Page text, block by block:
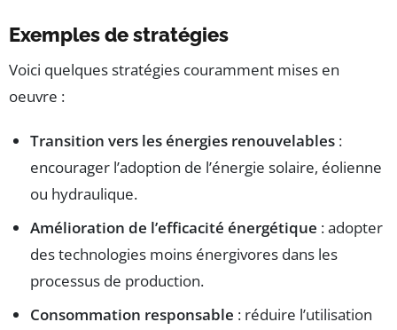
Exemples de stratégies
Voici quelques stratégies couramment mises en
oeuvre :
Transition vers les énergies renouvelables :
encourager l’adoption de l’énergie solaire, éolienne
ou hydraulique.
Amélioration de l’efficacité énergétique : adopter
des technologies moins énergivores dans les
processus de production.
Consommation responsable : réduire l’utilisation